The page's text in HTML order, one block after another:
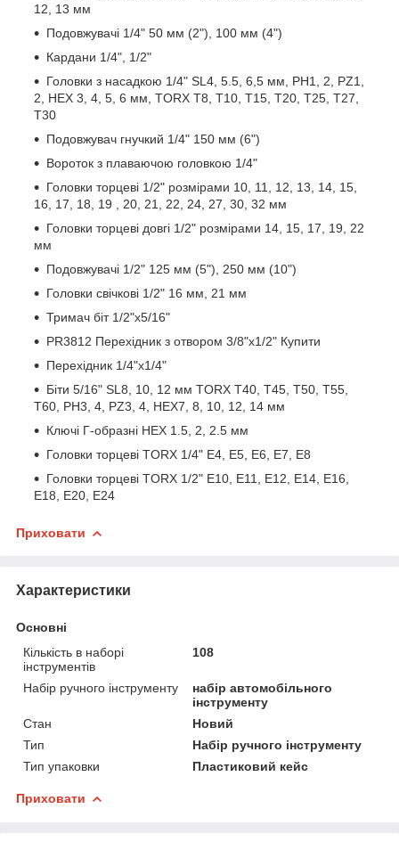
12, 13 мм
Подовжувачі 1/4" 50 мм (2"), 100 мм (4")
Кардани 1/4", 1/2"
Головки з насадкою 1/4" SL4, 5.5, 6,5 мм, PH1, 2, PZ1,
2, HEX 3, 4, 5, 6 мм, TORX T8, T10, T15, T20, T25, T27,
T30
Подовжувач гнучкий 1/4" 150 мм (6")
Вороток з плаваючою головкою 1/4"
Головки торцеві 1/2" розмірами 10, 11, 12, 13, 14, 15,
16, 17, 18, 19 , 20, 21, 22, 24, 27, 30, 32 мм
Головки торцеві довгі 1/2" розмірами 14, 15, 17, 19, 22
мм
Подовжувачі 1/2" 125 мм (5"), 250 мм (10")
Головки свічкові 1/2" 16 мм, 21 мм
Тримач біт 1/2"х5/16"
PR3812 Перехідник з отвором 3/8"х1/2" Купити
Перехідник 1/4"х1/4"
Біти 5/16" SL8, 10, 12 мм TORX T40, T45, T50, T55,
T60, PH3, 4, PZ3, 4, HEX7, 8, 10, 12, 14 мм
Ключі Г-образні HEX 1.5, 2, 2.5 мм
Головки торцеві TORX 1/4" E4, E5, E6, E7, E8
Головки торцеві TORX 1/2" E10, E11, E12, E14, E16,
E18, E20, E24
Приховати
Характеристики
Основні
Кількість в наборі
інструментів
108
Набір ручного інструменту
набір автомобільного
інструменту
Стан
Новий
Тип
Набір ручного інструменту
Тип упаковки
Пластиковий кейс
Приховати